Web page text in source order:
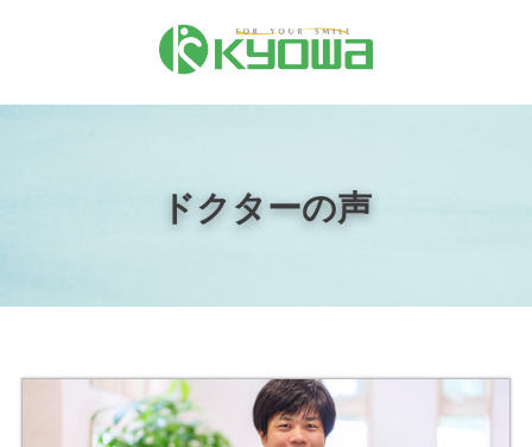
ドクターの声